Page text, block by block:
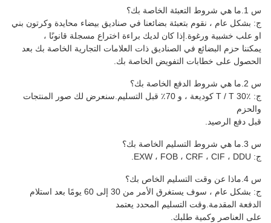
بضائعنا في صناديق بيضاء محايدة وكرتون بني
.إذا كان لديك براءة اختراع مسجلة قانونًا ،
في الصناديق ذات العلامات التجارية الخاصة بك بعد
التفويض الخاصة بك.
ج: T / T 30٪ كوديعة ، و 70٪ قبل التسليم.سنعرض لك صور المنتجات
ج: بشكل عام ، سوف يستغرق الأمر من 30 إلى 60 يومًا بعد استلام
التسليم المحدد يعتمد
طلبك.